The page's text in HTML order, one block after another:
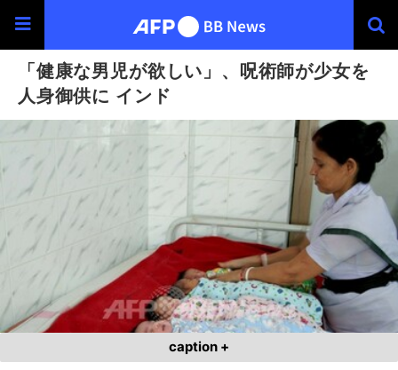
「健康な男児が欲しい」、呪術師が少女を
人身御供に インド
caption +